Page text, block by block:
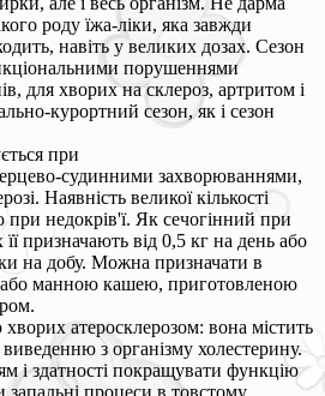
роду їжа-ліки, яка завжди
навіть у великих дозах. Сезон
порушеннями
для хворих на склероз, артритом і
курортний сезон, як і сезон
при
судинними захворюваннями,
Наявність великої кількості
при недокрів'ї. Як сечогінний при
призначають від 0,5 кг на день або
на добу. Можна призначати в
манною кашею, приготовленою
атеросклерозом: вона містить
з організму холестерину.
і здатності покращувати функцію
запальні процеси в товстому